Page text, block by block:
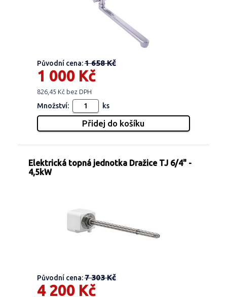
Původní cena:1 658 Kč
1 000 Kč
826,45 Kč bez DPH
Množství: ks
Elektrická topná jednotka Dražice TJ 6/4" -
4,5kW
Původní cena:7 303 Kč
4 200 Kč